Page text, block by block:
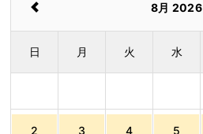
8月 2026
日 月 火 水
2 3 4 5